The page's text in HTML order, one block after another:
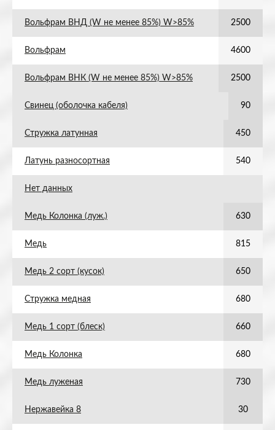
Вольфрам ВНД (W не менее 85%) W>85% 2500
Вольфрам 4600
Вольфрам ВНК (W не менее 85%) W>85% 2500
Свинец (оболочка кабеля) 90
Стружка латунная 450
Латунь разносортная 540
Нет данных
Медь Колонка (луж.) 630
Медь 815
Медь 2 сорт (кусок) 650
Стружка медная 680
Медь 1 сорт (блеск) 660
Медь Колонка 680
Медь луженая 730
Нержавейка 8 30